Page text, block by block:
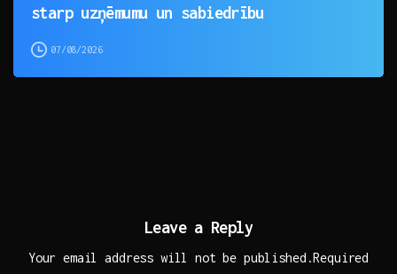
starp uzņēmumu un sabiedrību
07/08/2026
Leave a Reply
Your email address will not be published.Required